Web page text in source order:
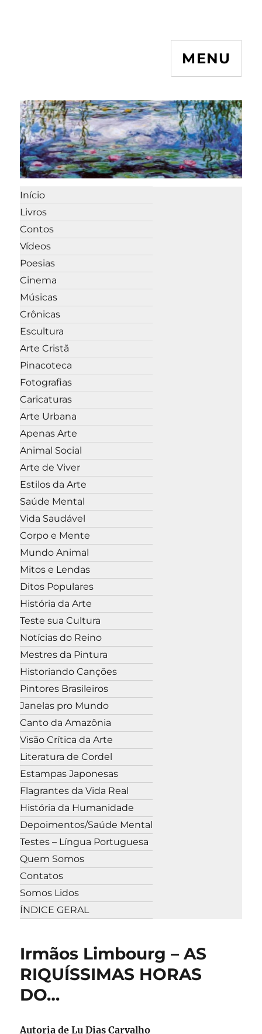
MENU
Início
Livros
Contos
Vídeos
Poesias
Cinema
Músicas
Crônicas
Escultura
Arte Cristã
Pinacoteca
Fotografias
Caricaturas
Arte Urbana
Apenas Arte
Animal Social
Arte de Viver
Estilos da Arte
Saúde Mental
Vida Saudável
Corpo e Mente
Mundo Animal
Mitos e Lendas
Ditos Populares
História da Arte
Teste sua Cultura
Notícias do Reino
Mestres da Pintura
Historiando Canções
Pintores Brasileiros
Janelas pro Mundo
Canto da Amazônia
Visão Crítica da Arte
Literatura de Cordel
Estampas Japonesas
Flagrantes da Vida Real
História da Humanidade
Depoimentos/Saúde Mental
Testes – Língua Portuguesa
Quem Somos
Contatos
Somos Lidos
ÍNDICE GERAL
Irmãos Limbourg – AS
RIQUÍSSIMAS HORAS
DO…
Autoria de Lu Dias Carvalho